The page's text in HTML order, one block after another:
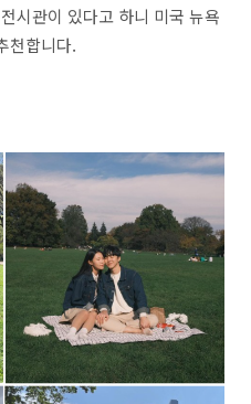
시관이 있다고 하니 미국 뉴욕
천합니다.